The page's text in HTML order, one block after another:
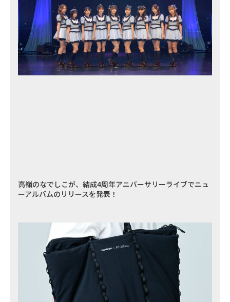
高嶺のなでしこが、結成4周年アニバーサリーライブでニュ
ーアルバムのリリースを発表！